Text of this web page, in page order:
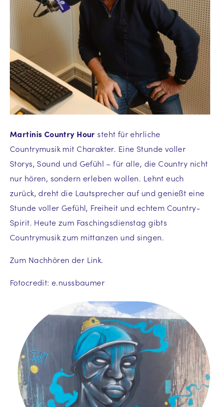
Martinis Country Hour steht für ehrliche
Countrymusik mit Charakter. Eine Stunde voller
Storys, Sound und Gefühl – für alle, die Country nicht
nur hören, sondern erleben wollen. Lehnt euch
zurück, dreht die Lautsprecher auf und genießt eine
Stunde voller Gefühl, Freiheit und echtem Country-
Spirit. Heute zum Faschingsdienstag gibts
Countrymusik zum mittanzen und singen.
Zum Nachhören der Link.
Fotocredit: e.nussbaumer